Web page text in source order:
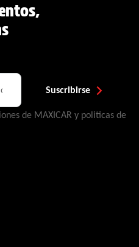
Suscribirse
de MAXICAR y politicas de